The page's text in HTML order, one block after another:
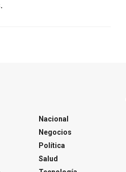
Nacional
Negocios
Política
Salud